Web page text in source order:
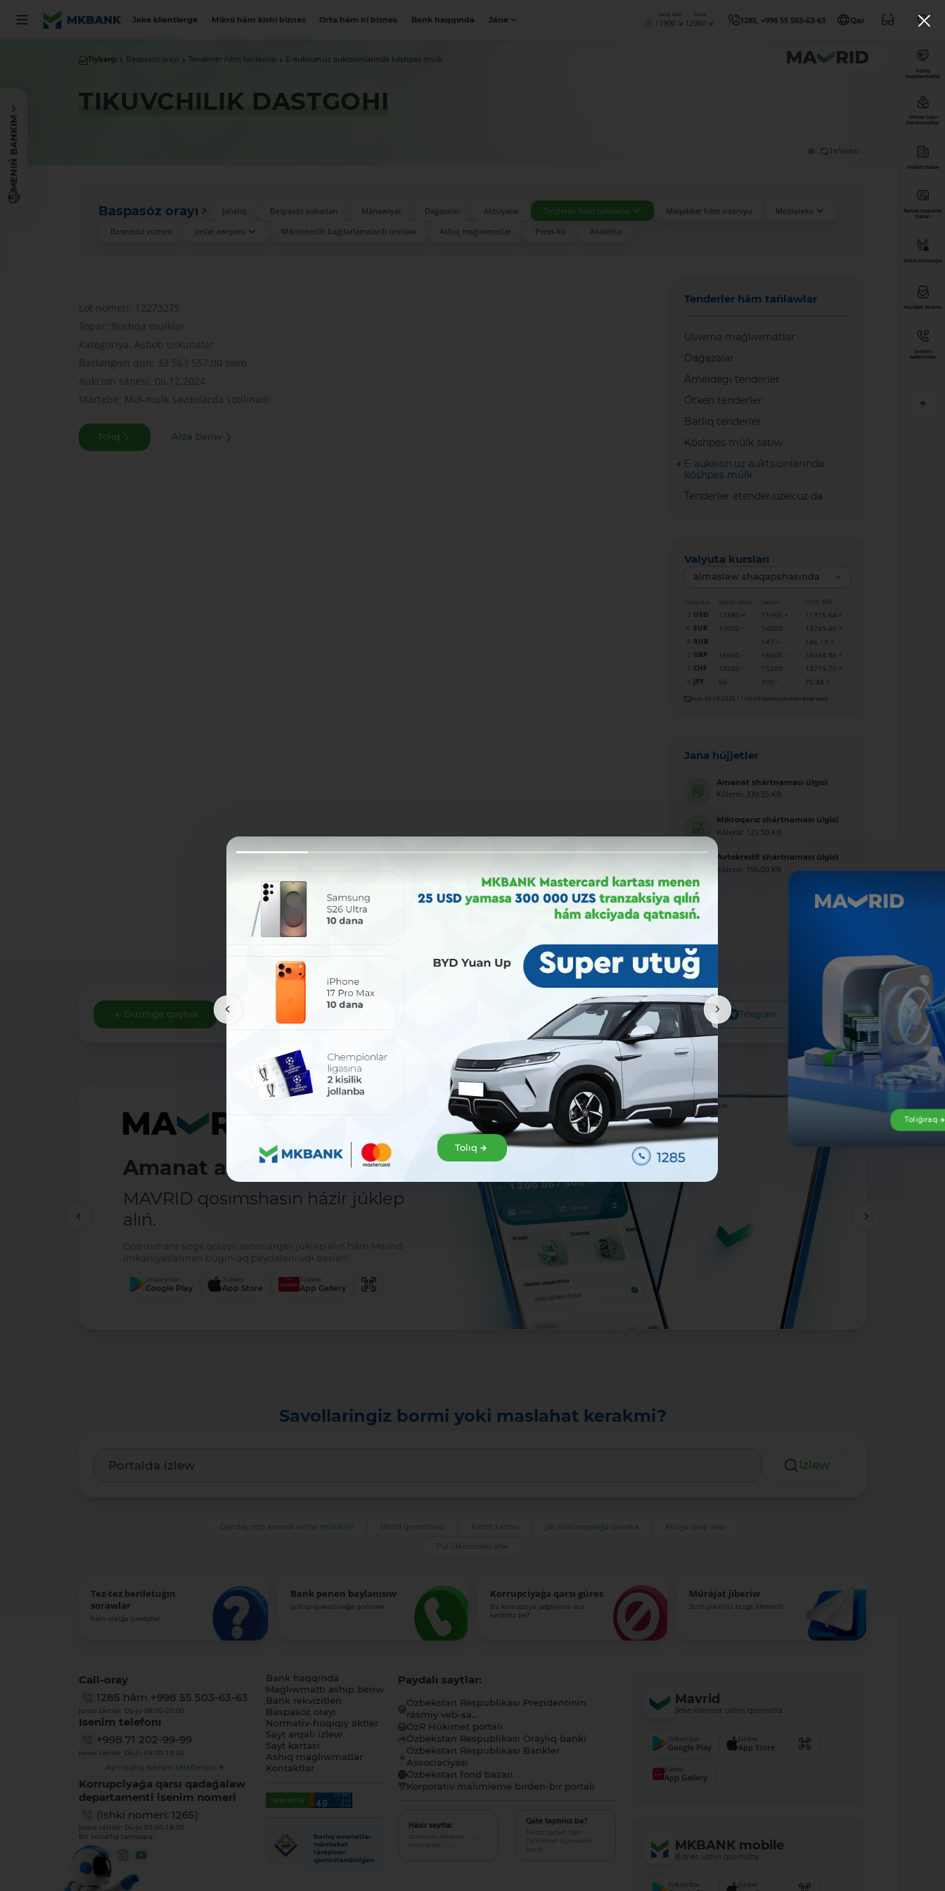
Jeke klientlerge Mikro hám kishi biznes Orta hám iri biznes Bank haqqında Jáne
Satıp alıw
11900
Satıw
12060 1285, +998 55 503-63-63 Qar
MENIŃ BANKIM
Tiykarǵı Baspasóz orayı Tenderler hám tańlawlar E-auksion.uz auktsionlarında kóshpes múlk
TIKUVCHILIK DASTGOHI
Jańalaw: ...
Baspasóz orayı Jańalıq Baspasóz xabarları Mánawiyat Daǵazalar Aktsiyalar Tenderler hám tańlawlar Maqalalar hám intervyu
Mediateka
Baspasóz xızmeti
Jaslar awqamı Mámleketlik baǵdarlamalardı orınlaw Ashıq maǵlıwmatlar Press-kit Analitika
Lot nomeri: 12273275
Topar: Boshqa mulklar
Kategoriya: Asbob uskunalar
Baslanǵısh qun: 33 563 557.00 swm
Aukcion sánesi: 06.12.2024
Mártebe: Mol-mulk savdolarda sotilmadi
Tolıq Arza beriw
Tenderler hám tańlawlar
Uliwma maǵlıwmatlar
Daǵazalar
Ámeldegi tenderler
Ótken tenderler
Barlıq tenderler
Kóshpes múlk satıw
E-auksion.uz auktsionlarında
kóshpes múlk
Tenderler etender.uzex.uz da
Valyuta kursları
almaslaw shaqapshasında
Valyuta Satıp alıw Satıw
O‘zb MB
USD
11880 11965
11915.64
EUR
13000 14000
13749.46
RUB
147
146.19
GBP
15600 16600
16034.88
CHF
14200 15200
14719.75
JPY
50 100 75.48
Kurs 06.08.2026 11:00:00 kúnine shekem ámel etedi
Jańa hújjetler
Amanat shártnaması úlgisi
Kólemi: 339.55 KB
Mikroqarız shártnaması úlgisi
Kólemi: 121.50 KB
Avtokredit shártnaması úlgisi
Kólemi: 156.00 KB
Dizimge qaytıw Bólisiw: Facebook Telegram
Amanat ashıw - ańsat!
MAVRID qosımshasın házir júklep
alıń.
Qosımshanı sizge qolaylı servis arqalı júklep alıń hám Mavrid
imkaniyatlarınan búgin-aq paydalanıwdı baslań!:
Imkani bar
Google Play
Júklew
App Store
Júklew
App Gallery
Savollaringiz bormi yoki maslahat kerakmi?
Izlew
Qanday etip amanat ashıw múmkin? Mobil qosımshası Kredit kartası Jas shańaraqlarǵa ipoteka
Akciya satıp alıw
Pul ótkermesin alıw
Tez-tez beriletuǵın
sorawlar
hám olarǵa juwaplar
Bank penen baylanısıw
qollap-quwatlawǵa qońıraw
Korrupciyaǵa qarsı gúres
Siz korrupciya jaǵdayına dus
keldiniz be?
Múrájat jiberiw
Siziń pikirińiz bizge áhmietli
Ashıq
maǵlıwmatlar
Ofisler hám
bankomatlar
Múlkti satıw
Bahalı qaǵazlar
bazarı
Antikorrupsiya
Múrájat jiberiw
Isenim
telefonları
Call-oray
1285 hám +998 55 503-63-63
Jumıs tártibi: Dú-Ju 08:00-20:00
Isenim telefonı
+998 71 202-99-99
Jumıs tártibi: Dú-Ju 09:00-18:00
Aymaqlıq isenim telefonları
Korrupciyaǵa qarsı qadaǵalaw
departamenti isenim nomeri
(Ishki nomeri: 1265)
Jumıs tártibi: Dú-Ju 09:00-18:00
Biz sociallıq tarmaqta:
Bank haqqında
Maǵlıwmattı ashıp beriw
Bank rekvizitleri
Baspasóz orayı
Normativ-huqıqıy aktler
Sayt arqalı izlew
Sayt kartası
Ashıq maǵlıwmatlar
Kontaktlar
Barlıq amanatlar
mámleket
tárepinen
qamsızlandırılǵan
Paydalı saytlar:
Ózbekstan Respublikası Prezidentinin
rásmiy veb-sa...
ÓzR Húkimet portalı
Ózbekstan Respublikası Oraylıq banki
Ózbekstan Respublikası Bankler
Associaciyası
Ózbekstan fond bazarı
Korporativ málimleme birden-bir portalı
Házir saytta:
dizimnen ótkenler - ...,
miymanlar - ...
Qáte taptıńız ba?
Tekstti tanlań hám
Ctrl+Enter túymelerin
basıń.
Mavrid
Jeke klientler ushın qosımsha
Imkani bar
Google Play
Júklew
App Store
Júklew
App Gallery
MKBANK mobile
Biznes ushın qosımsha
Imkani bar Júklew
Tolıq
Tolıǵıraq